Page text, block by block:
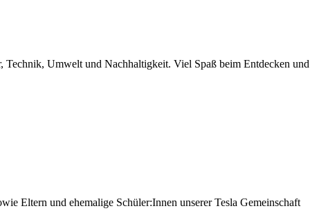
Technik, Umwelt und Nachhaltigkeit. Viel Spaß beim Entdecken und
Eltern und ehemalige Schüler:Innen unserer Tesla Gemeinschaft